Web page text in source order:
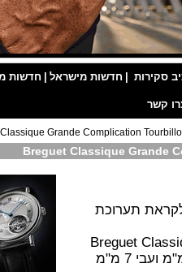
| חדשות מישראל | חדשות מהעולם
תערוכת
Breguet
השעון זמין בפלטינה או זהב מלא 18K בקוטר 42 מ"מ ועבי 7 מ"מ